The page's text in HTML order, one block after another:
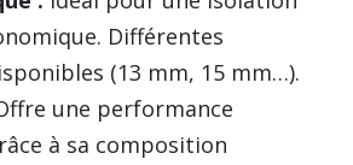
Différentes
(13 mm, 15 mm…).
une performance
à sa composition